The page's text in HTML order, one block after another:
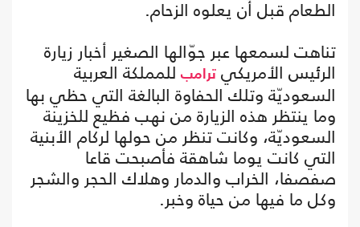
الطعام قبل أن يعلوه الزحام.
تناهت لسمعها عبر جوّالها الصغير أخبار زيارة
الرئيس الأمريكي ترامب للمملكة العربية
السعوديّة وتلك الحفاوة البالغة التي حظي بها
وما ينتظر هذه الزيارة من نهب فظيع للخزينة
السعوديّة، وكانت تنظر من حولها لركام الأبنية
التي كانت يوما شاهقة فأصبحت قاعا
صفصفا، الخراب والدمار وهلاك الحجر والشجر
وكل ما فيها من حياة وخبر.